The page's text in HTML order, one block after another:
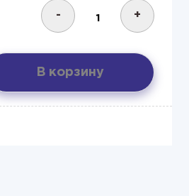
- +
В корзину